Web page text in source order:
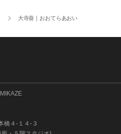
大寺葵｜おおてらあおい
橋４-１４-３